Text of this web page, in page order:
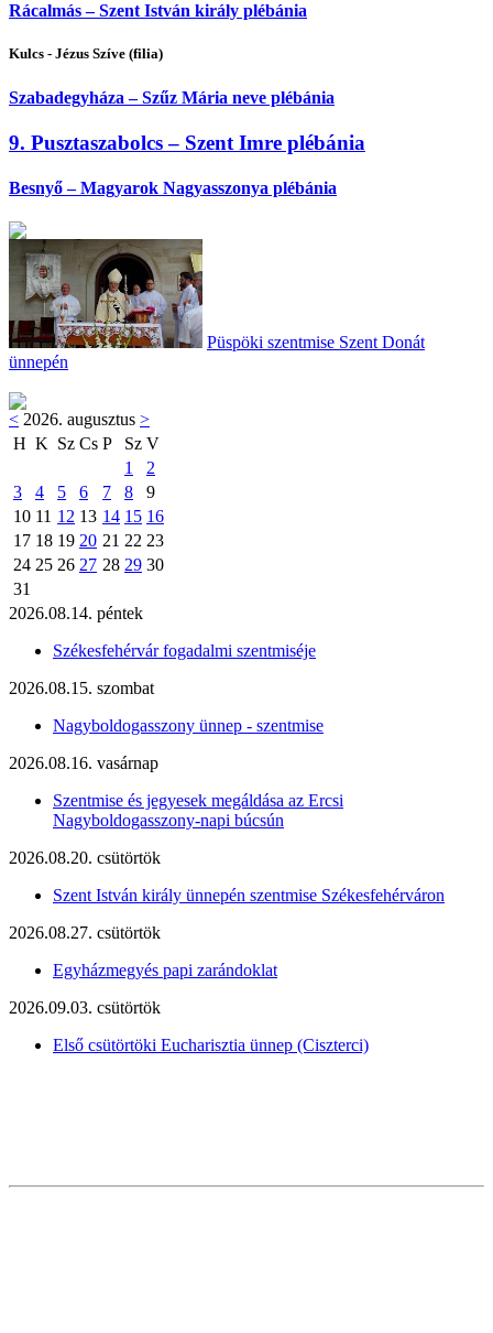
Rácalmás – Szent István király plébánia
Kulcs - Jézus Szíve (filia)
Szabadegyháza – Szűz Mária neve plébánia
9. Pusztaszabolcs – Szent Imre plébánia
Besnyő – Magyarok Nagyasszonya plébánia
Püspöki szentmise Szent Donát
ünnepén
< 2026. augusztus >
H K Sz Cs P Sz V
1
2
3
4 5 6 7 8
9
10 11 12 13 14 15 16
17 18 19 20 21 22 23
24 25 26 27 28 29 30
31
2026.08.14. péntek
Székesfehérvár fogadalmi szentmiséje
2026.08.15. szombat
Nagyboldogasszony ünnep - szentmise
2026.08.16. vasárnap
Szentmise és jegyesek megáldása az Ercsi
Nagyboldogasszony-napi búcsún
2026.08.20. csütörtök
Szent István király ünnepén szentmise Székesfehérváron
2026.08.27. csütörtök
Egyházmegyés papi zarándoklat
2026.09.03. csütörtök
Első csütörtöki Eucharisztia ünnep (Ciszterci)